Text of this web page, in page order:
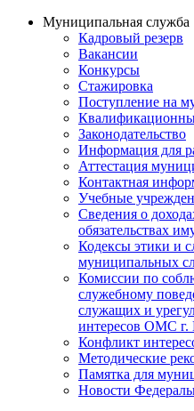
Муниципальная служба
Кадровый резерв
Вакансии
Конкурсы
Стажировка
Поступление на
Законодательство
Информация для
Аттестация
Контактная
Учебные
Сведения о
обязательствах
Кодексы этики и
муниципальных
Комиссии по
служебному
служащих и
интересов ОМС г.
Конфликт
Методические
Памятка для
Новости